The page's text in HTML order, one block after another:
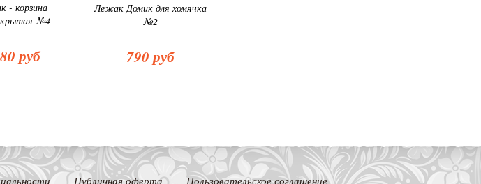
- корзина
№4
руб
Лежак Домик для хомячка
№2
790 руб
Публичная оферта Пользовательское соглашение